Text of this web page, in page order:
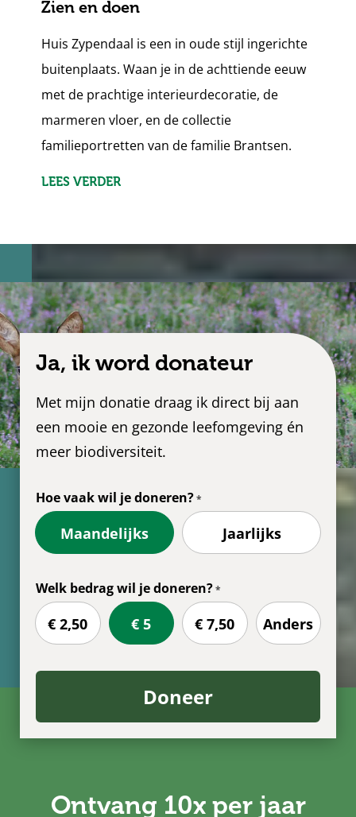
Zien en doen
Huis Zypendaal is een in oude stijl ingerichte
buitenplaats. Waan je in de achttiende eeuw
met de prachtige interieurdecoratie, de
marmeren vloer, en de collectie
familieportretten van de familie Brantsen.
LEES VERDER
Ja, ik word donateur
Met mijn donatie draag ik direct bij aan
een mooie en gezonde leefomgeving én
meer biodiversiteit.
Hoe vaak wil je doneren?
Maandelijks Jaarlijks
Welk bedrag wil je doneren?
€ 2,50 € 5 € 7,50 Anders
Doneer
Ontvang 10x per jaar